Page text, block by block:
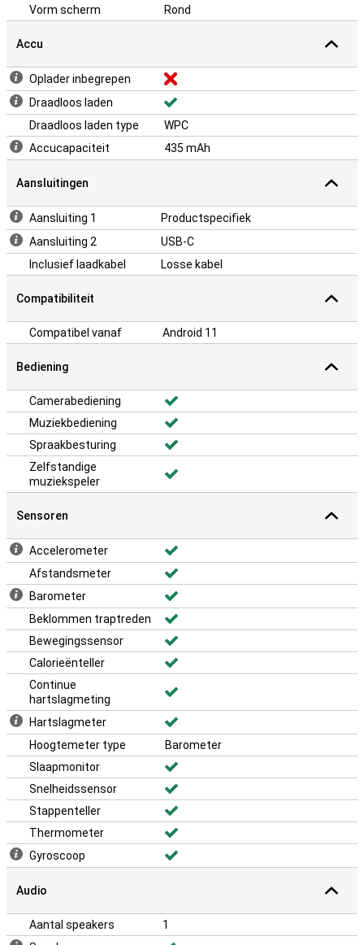
Vorm scherm
Rond
Accu
Oplader inbegrepen
Draadloos laden
Draadloos laden type
WPC
Accucapaciteit
435 mAh
Aansluitingen
Aansluiting 1
Productspecifiek
Aansluiting 2
USB-C
Inclusief laadkabel
Losse kabel
Compatibiliteit
Compatibel vanaf Android 11
Bediening
Camerabediening
Muziekbediening
Spraakbesturing
Zelfstandige
muziekspeler
Sensoren
Accelerometer
Afstandsmeter
Barometer
Beklommen traptreden
Bewegingssensor
Calorieënteller
Continue
hartslagmeting
Hartslagmeter
Hoogtemeter type
Barometer
Slaapmonitor
Snelheidssensor
Stappenteller
Thermometer
Gyroscoop
Audio
Aantal speakers
1